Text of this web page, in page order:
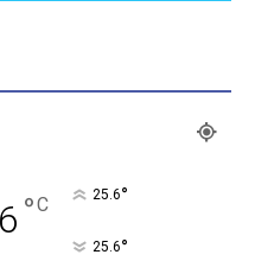
°C 25.6°
25.6°